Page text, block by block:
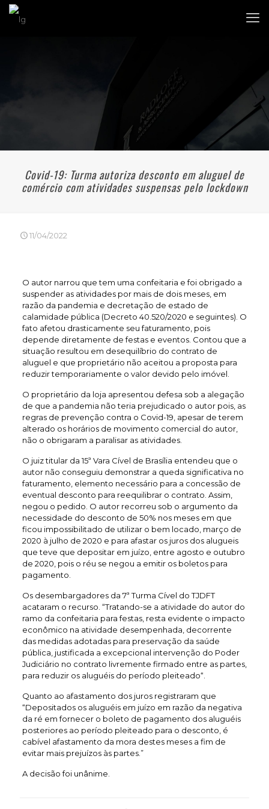
Covid-19: Turma autoriza desconto em aluguel de
comércio com atividades suspensas pelo lockdown
11/04/2022
O autor narrou que tem uma confeitaria e foi obrigado a
suspender as atividades por mais de dois meses, em
razão da pandemia e decretação de estado de
calamidade pública (Decreto 40.520/2020 e seguintes). O
fato afetou drasticamente seu faturamento, pois
depende diretamente de festas e eventos. Contou que a
situação resultou em desequilíbrio do contrato de
aluguel e que proprietário não aceitou a proposta para
reduzir temporariamente o valor devido pelo imóvel.
O proprietário da loja apresentou defesa sob a alegação
de que a pandemia não teria prejudicado o autor pois, as
regras de prevenção contra o Covid-19, apesar de terem
alterado os horários de movimento comercial do autor,
não o obrigaram a paralisar as atividades.
O juiz titular da 15ª Vara Cível de Brasília entendeu que o
autor não conseguiu demonstrar a queda significativa no
faturamento, elemento necessário para a concessão de
eventual desconto para reequilibrar o contrato. Assim,
negou o pedido. O autor recorreu sob o argumento da
necessidade do desconto de 50% nos meses em que
ficou impossibilitado de utilizar o bem locado, março de
2020 à julho de 2020 e para afastar os juros dos alugueis
que teve que depositar em juízo, entre agosto e outubro
de 2020, pois o réu se negou a emitir os boletos para
pagamento.
Os desembargadores da 7ª Turma Cível do TJDFT
acataram o recurso. “Tratando-se a atividade do autor do
ramo da confeitaria para festas, resta evidente o impacto
econômico na atividade desempenhada, decorrente
das medidas adotadas para preservação da saúde
pública, justificada a excepcional intervenção do Poder
Judiciário no contrato livremente firmado entre as partes,
para reduzir os aluguéis do período pleiteado“.
Quanto ao afastamento dos juros registraram que
“Depositados os aluguéis em juízo em razão da negativa
da ré em fornecer o boleto de pagamento dos aluguéis
posteriores ao período pleiteado para o desconto, é
cabível afastamento da mora destes meses a fim de
evitar mais prejuízos às partes.”
A decisão foi unânime.